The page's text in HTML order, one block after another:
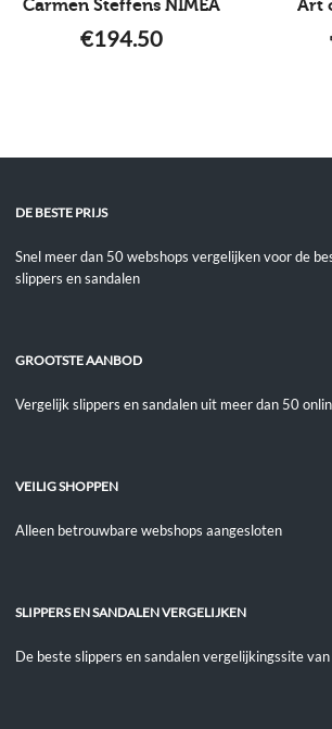
Carmen Steffens NIMEA
€194.50
Art
DE BESTE PRIJS
Snel meer dan 50 webshops vergelijken voor de
slippers en sandalen
GROOTSTE AANBOD
Vergelijk slippers en sandalen uit meer dan 50
VEILIG SHOPPEN
Alleen betrouwbare webshops aangesloten
SLIPPERS EN SANDALEN VERGELIJKEN
De beste slippers en sandalen vergelijkingssite